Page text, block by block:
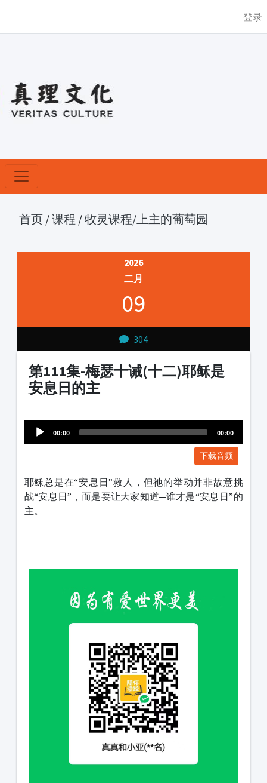
登录
首页 /课程 /牧灵课程/上主的葡萄园
2026
二月
09
304
第111集-梅瑟十诫(十二)耶稣是
安息日的主
Player
00:00 00:00
下载音频
耶稣总是在“安息日”救人，但祂的举动并非故意挑
战“安息日”，而是要让大家知道─谁才是“安息日”的
主。